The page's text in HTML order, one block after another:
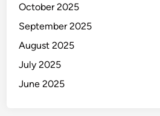
m
a
a
s
i
October 2025
September 2025
August 2025
July 2025
June 2025